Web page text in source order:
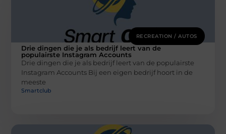
RECREATION / AUTOS
Drie dingen die je als bedrijf leert van de
populairste Instagram Accounts
Drie dingen die je als bedrijf leert van de populairste
Instagram Accounts Bij een eigen bedrijf hoort in de
meeste
Smartclub